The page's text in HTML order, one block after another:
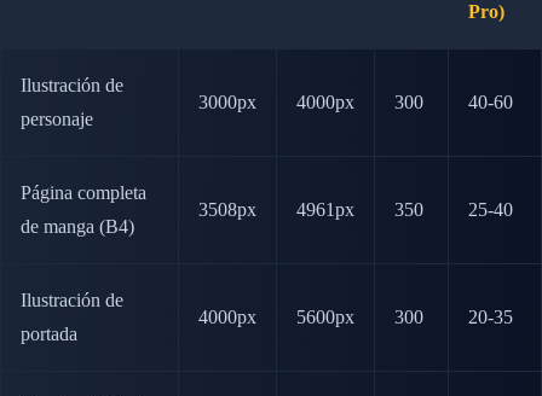
Pro)
Ilustración de
personaje
3000px 4000px 300 40-60
Página completa
de manga (B4)
3508px 4961px 350 25-40
Ilustración de
portada
4000px 5600px 300 20-35